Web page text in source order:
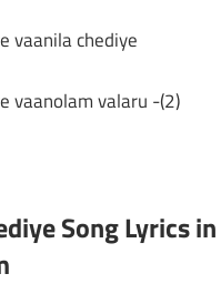
vaanila chediye
vaanolam valaru -(2)
Song Lyrics in